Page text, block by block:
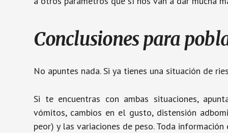
Conclusiones para
No apuntes nada. Si ya tienes una situación de
Si te encuentras con ambas situaciones,
vómitos, cambios en el gusto, distensión
peor) y las variaciones de peso. Toda